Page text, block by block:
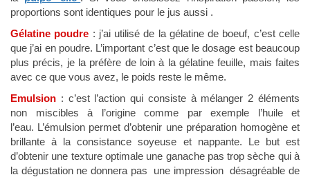
proportions sont identiques pour le jus aussi .
Gélatine poudre : j’ai utilisé de la gélatine de boeuf, c’est celle
que j’ai en poudre. L’important c’est que le dosage est beaucoup
plus précis, je la préfère de loin à la gélatine feuille, mais faites
avec ce que vous avez, le poids reste le même.
Emulsion : c’est l’action qui consiste à mélanger 2 éléments
non miscibles à l’origine comme par exemple l’huile et
l’eau. L’émulsion permet d’obtenir une préparation homogène et
brillante à la consistance soyeuse et nappante. Le but est
d’obtenir une texture optimale une ganache pas trop sèche qui à
la dégustation ne donnera pas une impression désagréable de